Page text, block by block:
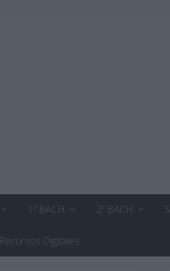
1º BACH 2º BACH
Recursos Digitales